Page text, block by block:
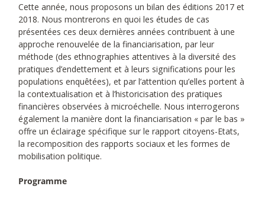
Cette année, nous proposons un bilan des éditions 2017 et
2018. Nous montrerons en quoi les études de cas
présentées ces deux dernières années contribuent à une
approche renouvelée de la financiarisation, par leur
méthode (des ethnographies attentives à la diversité des
pratiques d’endettement et à leurs significations pour les
populations enquêtées), et par l’attention qu’elles portent à
la contextualisation et à l’historicisation des pratiques
financières observées à microéchelle. Nous interrogerons
également la manière dont la financiarisation « par le bas »
offre un éclairage spécifique sur le rapport citoyens-Etats,
la recomposition des rapports sociaux et les formes de
mobilisation politique.
Programme